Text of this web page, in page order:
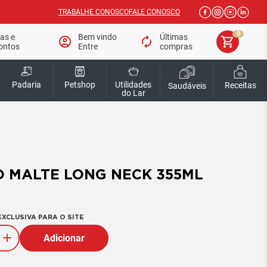
TRABALHE CONOSCOFALE CONOSCO
e
account_circle
Bem vindo
Entre
autorenew
Últimas
compras
shopping_cart
0
Padaria Petshop
Utilidades
do Lar
Saudáveis Receitas
MALTE LONG NECK 355ML
Adicionar
PARA O SITE